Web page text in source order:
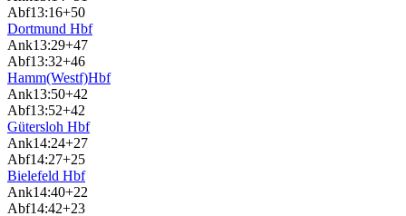
Abf13:16+50
Dortmund Hbf
Ank13:29+47
Abf13:32+46
Hamm(Westf)Hbf
Ank13:50+42
Abf13:52+42
Gütersloh Hbf
Ank14:24+27
Abf14:27+25
Bielefeld Hbf
Ank14:40+22
Abf14:42+23